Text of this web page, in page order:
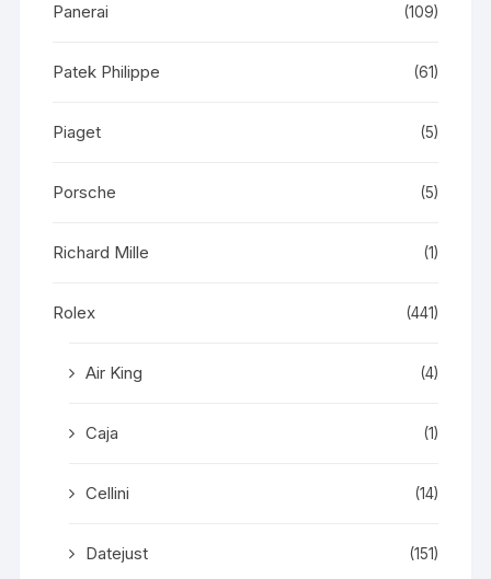
Panerai (109)
Patek Philippe (61)
Piaget (5)
Porsche (5)
Richard Mille (1)
Rolex (441)
Air King (4)
Caja (1)
Cellini (14)
Datejust (151)